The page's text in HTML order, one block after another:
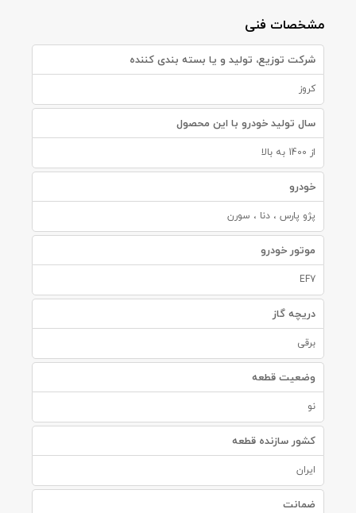
مشخصات فنی
شرکت توزیع، تولید و یا بسته بندی کننده
کروز
سال تولید خودرو با این محصول
از 1400 به بالا
خودرو
پژو پارس ، دنا ، سورن
موتور خودرو
EF7
دریچه گاز
برقی
وضعیت قطعه
نو
کشور سازنده قطعه
ایران
ضمانت